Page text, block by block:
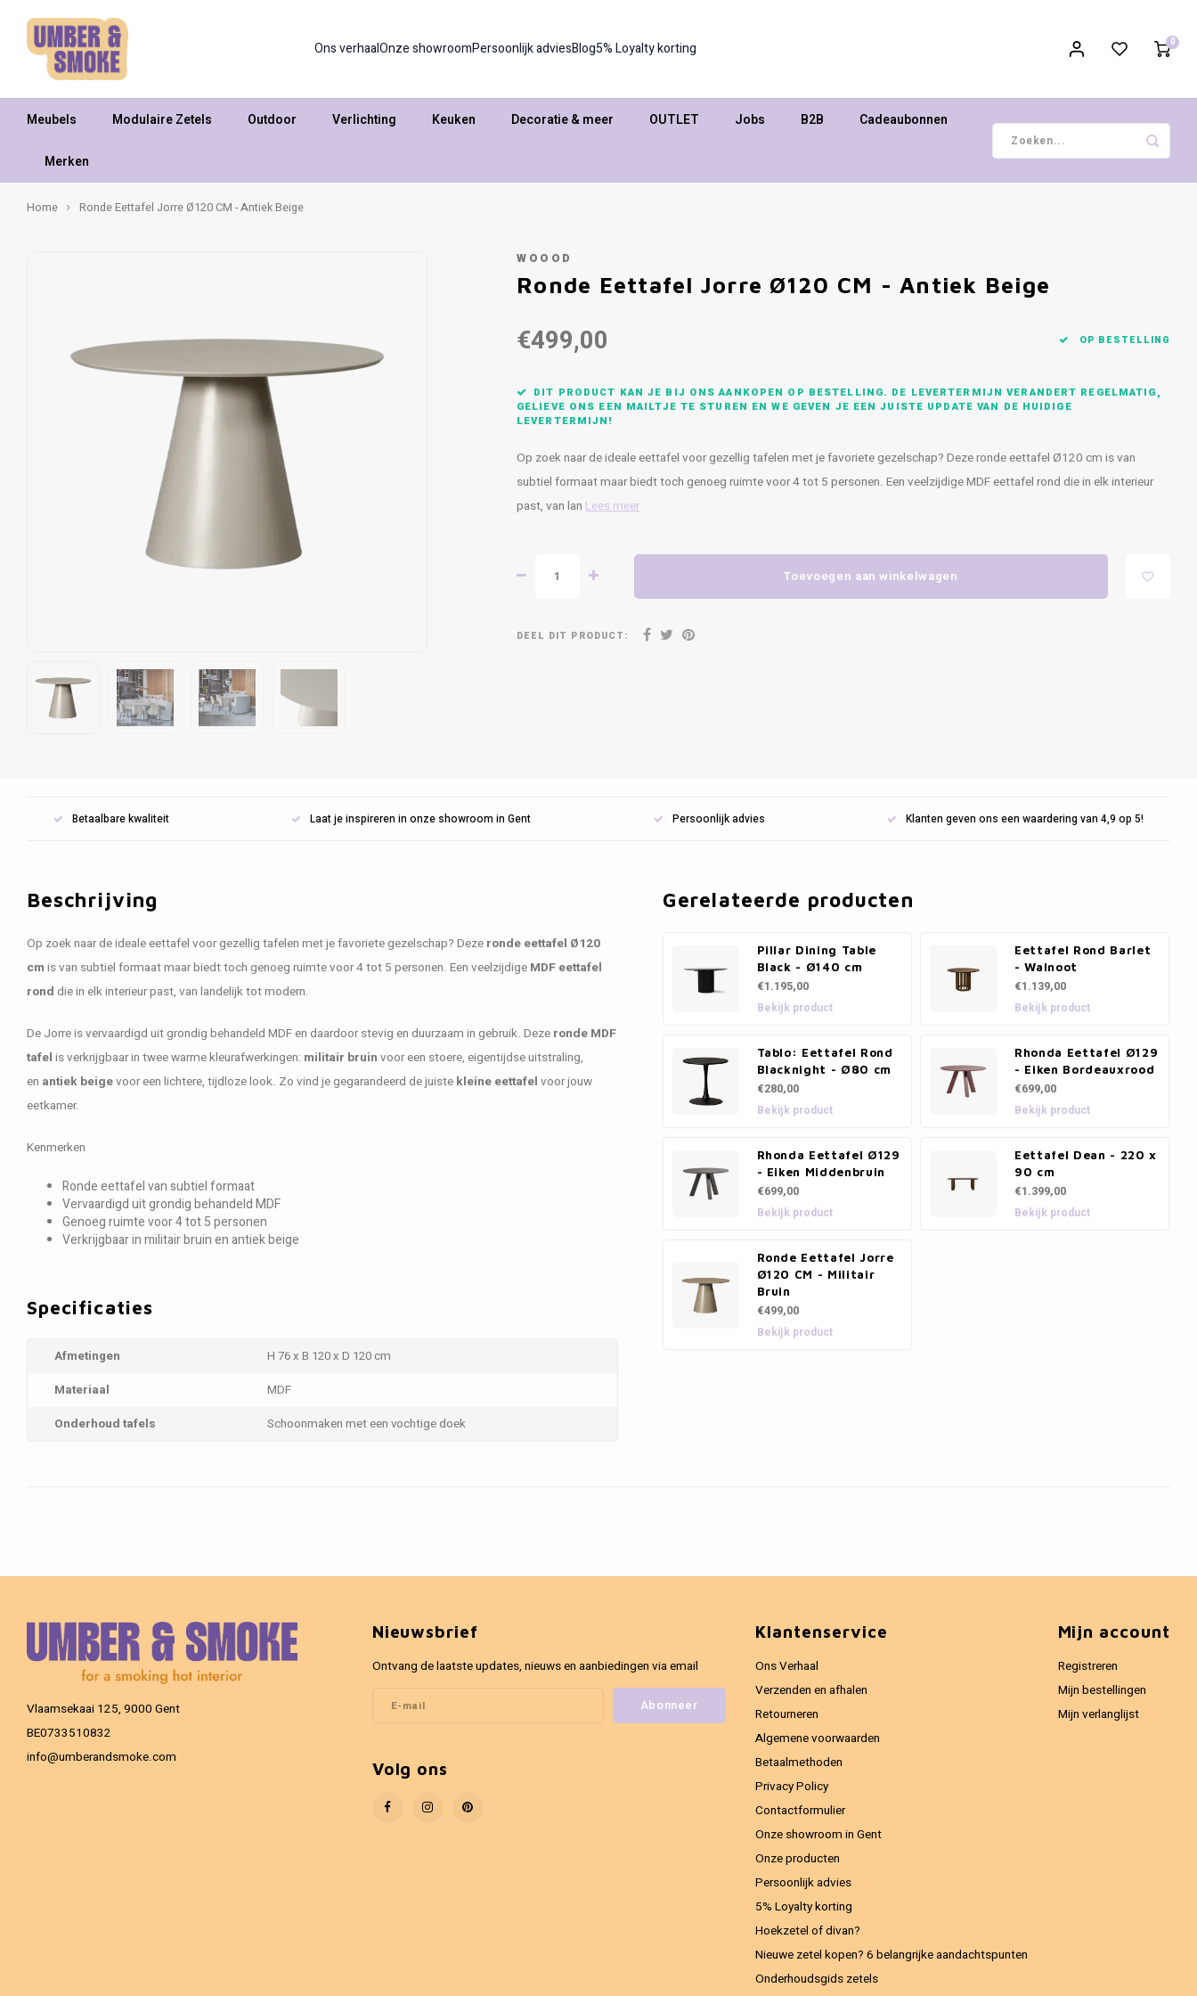
Ons verhaalOnze showroomPersoonlijk adviesBlog5% Loyalty korting 0
Meubels Modulaire Zetels Outdoor Verlichting Keuken Decoratie & meer OUTLET Jobs B2B Cadeaubonnen
Merken
Home Ronde Eettafel Jorre Ø120 CM - Antiek Beige
WOOOD
Ronde Eettafel Jorre Ø120 CM - Antiek Beige
€499,00 OP BESTELLING
DIT PRODUCT KAN JE BIJ ONS AANKOPEN OP BESTELLING. DE LEVERTERMIJN VERANDERT REGELMATIG,
GELIEVE ONS EEN MAILTJE TE STUREN EN WE GEVEN JE EEN JUISTE UPDATE VAN DE HUIDIGE
LEVERTERMIJN!
Op zoek naar de ideale eettafel voor gezellig tafelen met je favoriete gezelschap? Deze ronde eettafel Ø120 cm is van
subtiel formaat maar biedt toch genoeg ruimte voor 4 tot 5 personen. Een veelzijdige MDF eettafel rond die in elk interieur
past, van lan Lees meer
Toevoegen aan winkelwagen
DEEL DIT PRODUCT:
Betaalbare kwaliteit Laat je inspireren in onze showroom in Gent Persoonlijk advies Klanten geven ons een waardering van 4,9 op 5!
Beschrijving
Op zoek naar de ideale eettafel voor gezellig tafelen met je favoriete gezelschap? Deze ronde eettafel Ø120
cm is van subtiel formaat maar biedt toch genoeg ruimte voor 4 tot 5 personen. Een veelzijdige MDF eettafel
rond die in elk interieur past, van landelijk tot modern.
De Jorre is vervaardigd uit grondig behandeld MDF en daardoor stevig en duurzaam in gebruik. Deze ronde MDF
tafel is verkrijgbaar in twee warme kleurafwerkingen: militair bruin voor een stoere, eigentijdse uitstraling,
en antiek beigevoor een lichtere, tijdloze look. Zo vind je gegarandeerd de juiste kleine eettafel voor jouw
eetkamer.
Kenmerken
Ronde eettafel van subtiel formaat
Vervaardigd uit grondig behandeld MDF
Genoeg ruimte voor 4 tot 5 personen
Verkrijgbaar in militair bruin en antiek beige
Specificaties
Afmetingen
H 76 x B 120 x D 120 cm
Materiaal
MDF
Onderhoud tafels
Schoonmaken met een vochtige doek
Gerelateerde producten
Pillar Dining Table
Black - Ø140 cm
€1.195,00
Bekijk product
Eettafel Rond Barlet
- Walnoot
€1.139,00
Bekijk product
Tablo: Eettafel Rond
Blacknight - Ø80 cm
€280,00
Bekijk product
Rhonda Eettafel Ø129
- Eiken Bordeauxrood
€699,00
Bekijk product
Rhonda Eettafel Ø129
- Eiken Middenbruin
€699,00
Bekijk product
Eettafel Dean - 220 x
90 cm
€1.399,00
Bekijk product
Ronde Eettafel Jorre
Ø120 CM - Militair
Bruin
€499,00
Bekijk product
Vlaamsekaai 125, 9000 Gent
BE0733510832
info@umberandsmoke.com
Nieuwsbrief
Ontvang de laatste updates, nieuws en aanbiedingen via email
Abonneer
Volg ons
Klantenservice
Ons Verhaal
Verzenden en afhalen
Retourneren
Algemene voorwaarden
Betaalmethoden
Privacy Policy
Contactformulier
Onze showroom in Gent
Onze producten
Persoonlijk advies
5% Loyalty korting
Hoekzetel of divan?
Nieuwe zetel kopen? 6 belangrijke aandachtspunten
Onderhoudsgids zetels
Mijn account
Registreren
Mijn bestellingen
Mijn verlanglijst